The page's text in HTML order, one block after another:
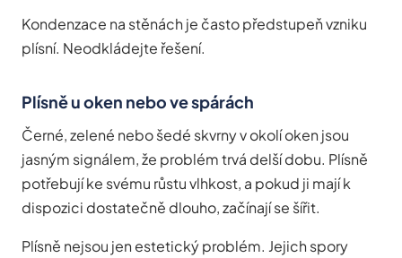
Kondenzace na stěnách je často předstupeň vzniku
plísní. Neodkládejte řešení.
Plísně u oken nebo ve spárách
Černé, zelené nebo šedé skvrny v okolí oken jsou
jasným signálem, že problém trvá delší dobu. Plísně
potřebují ke svému růstu vlhkost, a pokud ji mají k
dispozici dostatečně dlouho, začínají se šířit.
Plísně nejsou jen estetický problém. Jejich spory